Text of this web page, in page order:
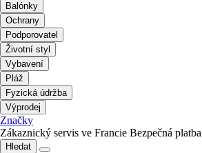
Balónky
Ochrany
Podporovatel
Životní styl
Vybavení
Pláž
Fyzická údržba
Výprodej
Značky
Zákaznický servis ve Francie Bezpečná platba
Hledat